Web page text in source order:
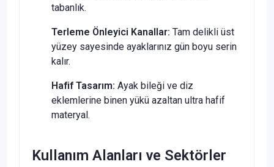
tabanlık.
Terleme Önleyici Kanallar: Tam delikli üst
yüzey sayesinde ayaklarınız gün boyu serin
kalır.
Hafif Tasarım: Ayak bileği ve diz
eklemlerine binen yükü azaltan ultra hafif
materyal.
Kullanım Alanları ve Sektörler